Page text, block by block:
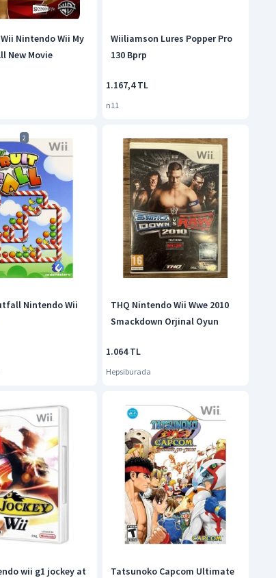
Nintendo Wii My
New Movie
Wiiliamson Lures Popper Pro
130 Bprp
1.167,4 TL
n11
2
Nintendo Wii
THQ Nintendo Wii Wwe 2010
Smackdown Orjinal Oyun
1.064 TL
Hepsiburada
wii g1 jockey at
Tatsunoko Capcom Ultimate